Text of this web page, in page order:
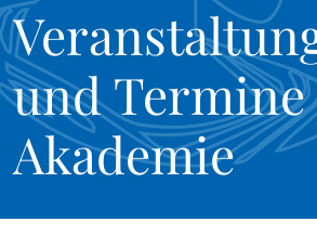
und
Akademie